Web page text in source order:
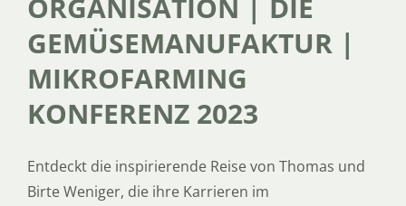
ORGANISATION | DIE
GEMÜSEMANUFAKTUR |
MIKROFARMING
KONFERENZ 2023
Entdeckt die inspirierende Reise von Thomas und
Birte Weniger, die ihre Karrieren im